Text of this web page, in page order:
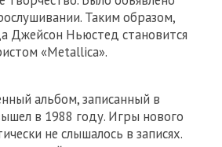
Таким образом,
Джейсон Ньюстед становится
«Metallica».
альбом, записанный в
в 1988 году. Игры нового
не слышалось в записях.